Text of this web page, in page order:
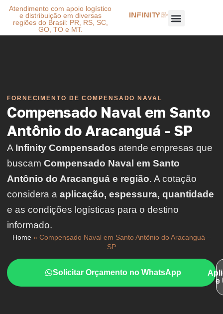
Atendimento com apoio logístico
e distribuição em diversas
regiões do Brasil: PR, RS, SC,
GO, TO e MT.
FORNECIMENTO DE COMPENSADO NAVAL
Compensado Naval em Santo
Antônio do Aracanguá - SP
A Infinity Compensados atende empresas que
buscam Compensado Naval em Santo
Antônio do Aracanguá e região. A cotação
considera a aplicação, espessura, quantidade
e as condições logísticas para o destino
informado.
Home» Compensado Naval em Santo Antônio do Aracanguá –
SP
Solicitar Orçamento no WhatsApp
e